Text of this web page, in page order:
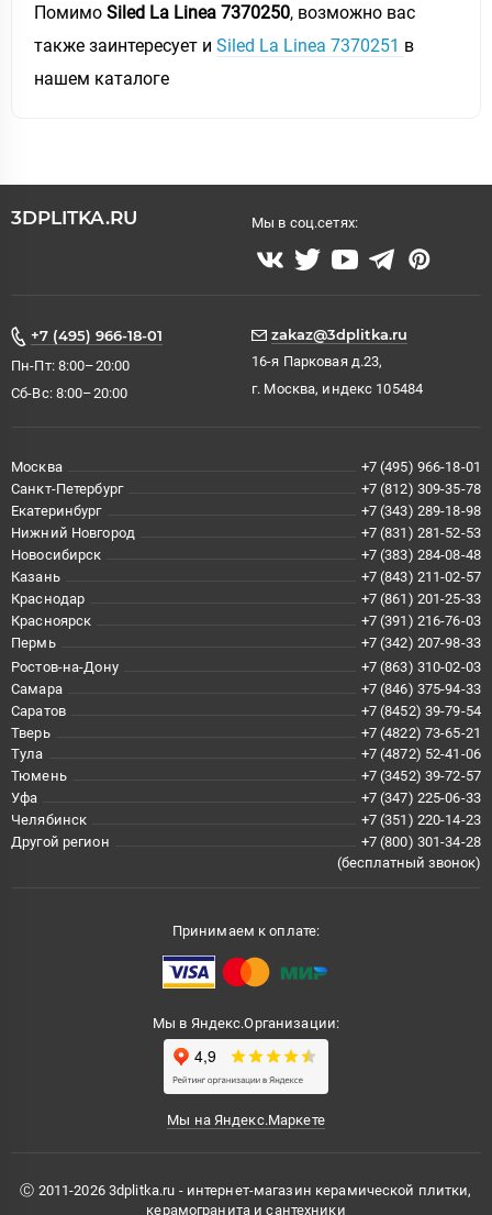
Помимо Siled La Linea 7370250, возможно вас
также заинтересует и Siled La Linea 7370251 в
нашем каталоге
3DPLITKA.RU Мы в соц.сетях:
+7 (495) 966-18-01
Пн-Пт: 8:00–20:00
Сб-Вс: 8:00–20:00
zakaz@3dplitka.ru
16-я Парковая д.23,
г. Москва, индекс 105484
Москва
+7 (495) 966-18-01
Санкт-Петербург
+7 (812) 309-35-78
Екатеринбург
+7 (343) 289-18-98
Нижний Новгород
+7 (831) 281-52-53
Новосибирск
+7 (383) 284-08-48
Казань
+7 (843) 211-02-57
Краснодар
+7 (861) 201-25-33
Красноярск
+7 (391) 216-76-03
Пермь
+7 (342) 207-98-33
Ростов-на-Дону
+7 (863) 310-02-03
Самара
+7 (846) 375-94-33
Саратов
+7 (8452) 39-79-54
Тверь
+7 (4822) 73-65-21
Тула
+7 (4872) 52-41-06
Тюмень
+7 (3452) 39-72-57
Уфа
+7 (347) 225-06-33
Челябинск
+7 (351) 220-14-23
Другой регион
+7 (800) 301-34-28
(бесплатный звонок)
Принимаем к оплате:
Мы в Яндекс.Организации:
Мы на Яндекс.Маркете
Ⓒ 2011-2026 3dplitka.ru - интернет-магазин керамической плитки,
керамогранита и сантехники